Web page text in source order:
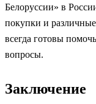
Белоруссии» в
покупки и
всегда готовы
вопросы.
Заключение